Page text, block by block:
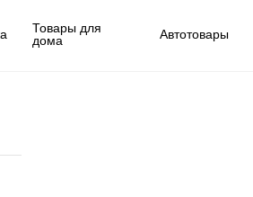
Товары для
дома Автотовары